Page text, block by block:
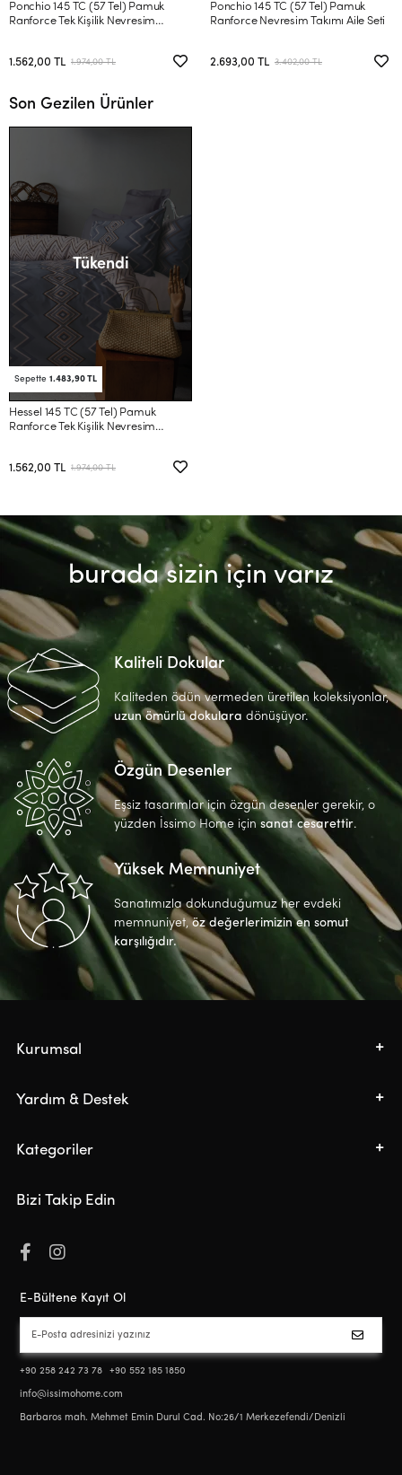
Ponchio 145 TC (57 Tel) Pamuk
Ranforce Tek Kişilik Nevresim
1.562,00 TL 1.974,00 TL
Ponchio 145 TC (57 Tel) Pamuk
Ranforce Nevresim Takımı Aile Seti
2.693,00 TL 3.402,00 TL
Son Gezilen Ürünler
Sepette 1.483,90 TL
Tükendi
Hessel 145 TC (57 Tel) Pamuk
Ranforce Tek Kişilik Nevresim
1.562,00 TL 1.974,00 TL
burada sizin için varız
Kaliteli Dokular
Kaliteden ödün vermeden üretilen koleksiyonlar,
uzun ömürlü dokulara dönüşüyor.
Özgün Desenler
Eşsiz tasarımlar için özgün desenler gerekir, o
yüzden İssimo Home içinsanat cesarettir.
Yüksek Memnuniyet
Sanatımızla dokunduğumuz her evdeki
memnuniyet, öz değerlerimizin en somut
karşılığıdır.
Kurumsal
Yardım & Destek
Kategoriler
Bizi Takip Edin
E-Bültene Kayıt Ol
+90 258 242 73 78 +90 552 185 1850
info@issimohome.com
Barbaros mah. Mehmet Emin Durul Cad. No:26/1 Merkezefendi/Denizli